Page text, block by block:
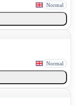
Normal
Normal